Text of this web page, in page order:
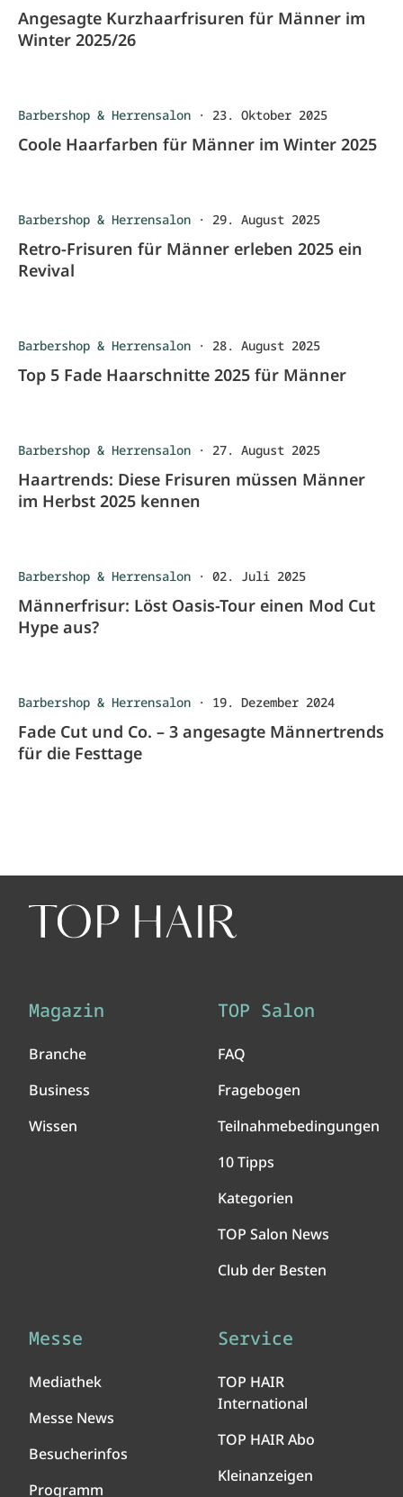
Angesagte Kurzhaarfrisuren für Männer im
Winter 2025/26
Barbershop & Herrensalon · 23. Oktober 2025
Coole Haarfarben für Männer im Winter 2025
Barbershop & Herrensalon · 29. August 2025
Retro-Frisuren für Männer erleben 2025 ein
Revival
Barbershop & Herrensalon · 28. August 2025
Top 5 Fade Haarschnitte 2025 für Männer
Barbershop & Herrensalon · 27. August 2025
Haartrends: Diese Frisuren müssen Männer
im Herbst 2025 kennen
Barbershop & Herrensalon · 02. Juli 2025
Männerfrisur: Löst Oasis-Tour einen Mod Cut
Hype aus?
Barbershop & Herrensalon · 19. Dezember 2024
Fade Cut und Co. – 3 angesagte Männertrends
für die Festtage
Magazin
Branche
Business
Wissen
TOP Salon
FAQ
Fragebogen
Teilnahmebedingungen
10 Tipps
Kategorien
TOP Salon News
Club der Besten
Messe
Mediathek
Messe News
Besucherinfos
Programm
Service
TOP HAIR
International
TOP HAIR Abo
Kleinanzeigen